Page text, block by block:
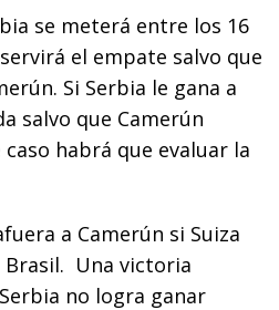
se meterá entre los 16
el empate salvo que
Si Serbia le gana a
salvo que Camerún
caso habrá que evaluar la
a Camerún si Suiza
Brasil. Una victoria
no logra ganar